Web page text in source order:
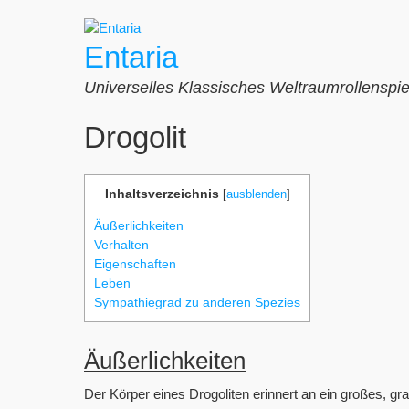
Entaria
Universelles Klassisches
Drogolit
Inhaltsverzeichnis [ausblenden]
Äußerlichkeiten
Verhalten
Eigenschaften
Leben
Sympathiegrad zu anderen Spezies
Äußerlichkeiten
Der Körper eines Drogoliten erinnert an ein großes,